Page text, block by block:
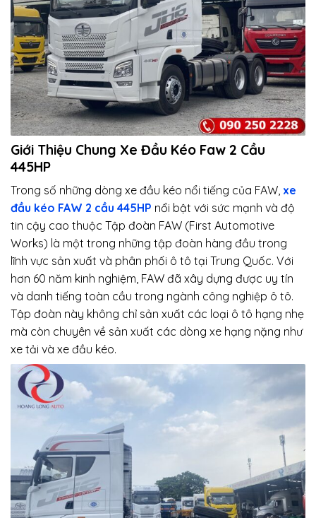
Giới Thiệu Chung Xe Đầu Kéo Faw 2 Cầu
445HP
Trong số những dòng xe đầu kéo nổi tiếng của FAW, xe
đầu kéo FAW 2 cầu 445HP nổi bật với sức mạnh và độ
tin cậy cao thuộc Tập đoàn FAW (First Automotive
Works) là một trong những tập đoàn hàng đầu trong
lĩnh vực sản xuất và phân phối ô tô tại Trung Quốc. Với
hơn 60 năm kinh nghiệm, FAW đã xây dựng được uy tín
và danh tiếng toàn cầu trong ngành công nghiệp ô tô.
Tập đoàn này không chỉ sản xuất các loại ô tô hạng nhẹ
mà còn chuyên về sản xuất các dòng xe hạng nặng như
xe tải và xe đầu kéo.